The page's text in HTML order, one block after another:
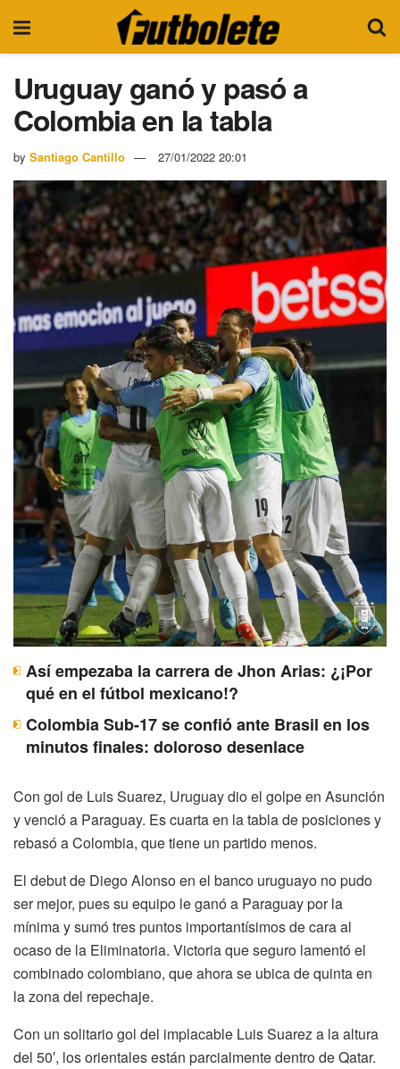
Uruguay ganó y pasó a
Colombia en la tabla
by Santiago Cantillo 27/01/2022 20:01
Así empezaba la carrera de Jhon Arias: ¿¡Por
qué en el fútbol mexicano!?
Colombia Sub-17 se confió ante Brasil en los
minutos finales: doloroso desenlace
Con gol de Luis Suarez, Uruguay dio el golpe en Asunción
y venció a Paraguay. Es cuarta en la tabla de posiciones y
rebasó a Colombia, que tiene un partido menos.
El debut de Diego Alonso en el banco uruguayo no pudo
ser mejor, pues su equipo le ganó a Paraguay por la
mínima y sumó tres puntos importantísimos de cara al
ocaso de la Eliminatoria. Victoria que seguro lamentó el
combinado colombiano, que ahora se ubica de quinta en
la zona del repechaje.
Con un solitario gol del implacable Luis Suarez a la altura
del 50′, los orientales están parcialmente dentro de Qatar.